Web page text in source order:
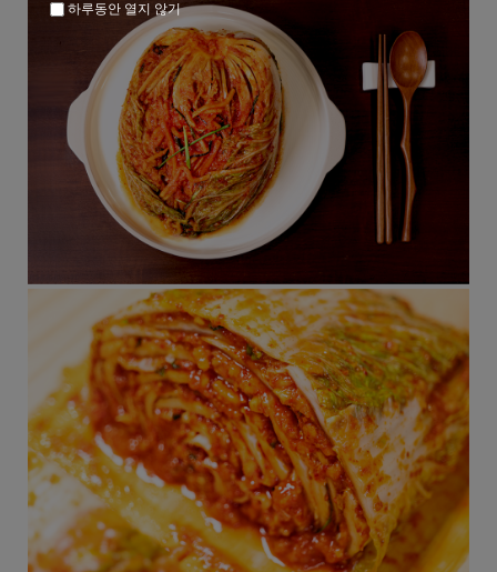
하루동안 열지 않기